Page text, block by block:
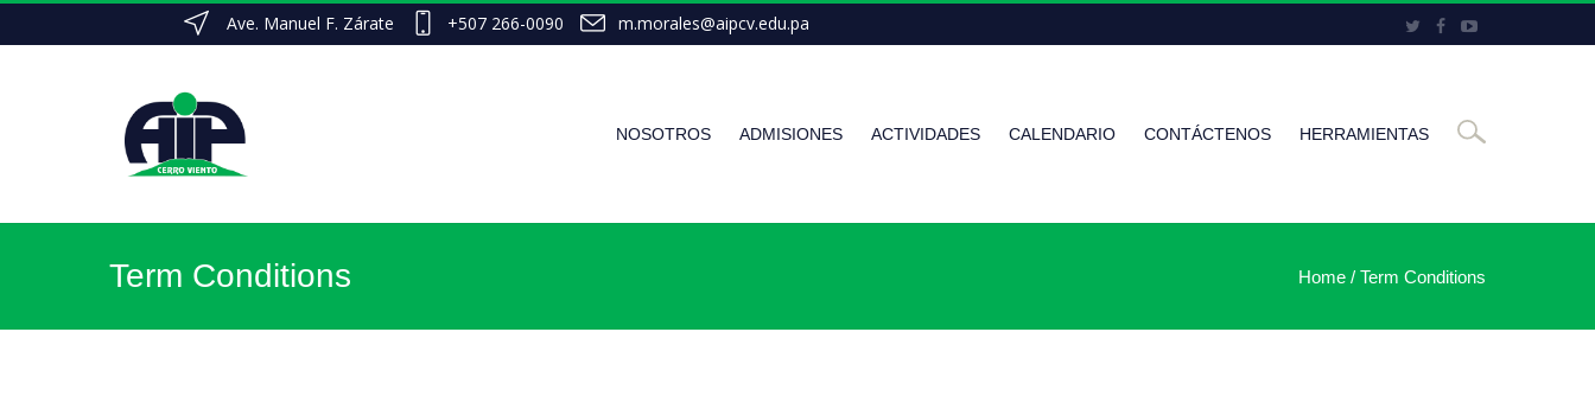
Ave. Manuel F. Zárate +507 266-0090 m.morales@aipcv.edu.pa
NOSOTROS ADMISIONES ACTIVIDADES CALENDARIO CONTÁCTENOS HERRAMIENTAS
Term Conditions Home / Term Conditions